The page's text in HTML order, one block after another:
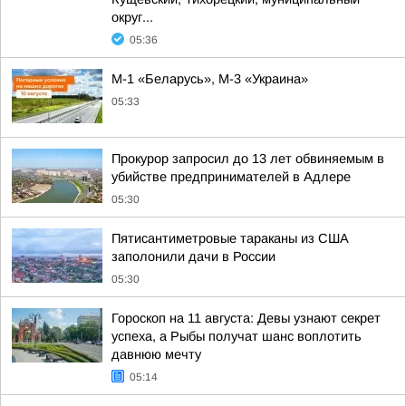
округ...
05:36
М-1 «Беларусь», М-3 «Украина»
05:33
Прокурор запросил до 13 лет обвиняемым в
убийстве предпринимателей в Адлере
05:30
Пятисантиметровые тараканы из США
заполонили дачи в России
05:30
Гороскоп на 11 августа: Девы узнают секрет
успеха, а Рыбы получат шанс воплотить
давнюю мечту
05:14